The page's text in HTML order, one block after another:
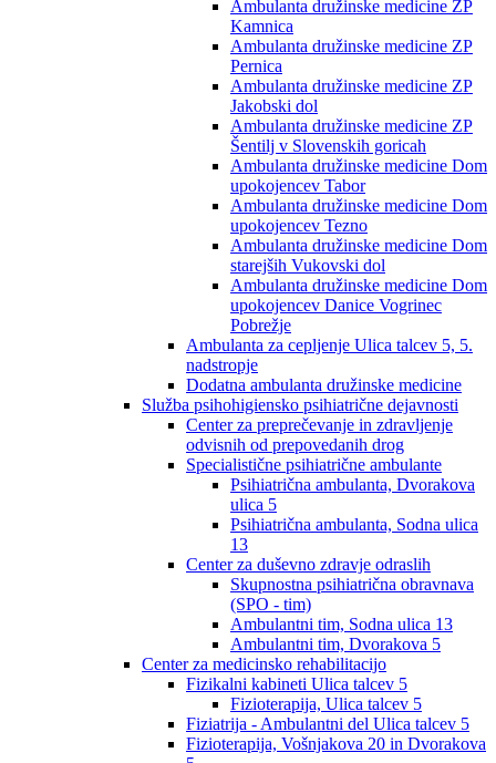
Ambulanta družinske medicine ZP
Kamnica
Ambulanta družinske medicine ZP
Pernica
Ambulanta družinske medicine ZP
Jakobski dol
Ambulanta družinske medicine ZP
Šentilj v Slovenskih goricah
Ambulanta družinske medicine Dom
upokojencev Tabor
Ambulanta družinske medicine Dom
upokojencev Tezno
Ambulanta družinske medicine Dom
starejših Vukovski dol
Ambulanta družinske medicine Dom
upokojencev Danice Vogrinec
Pobrežje
Ambulanta za cepljenje Ulica talcev 5, 5.
nadstropje
Dodatna ambulanta družinske medicine
Služba psihohigiensko psihiatrične dejavnosti
Center za preprečevanje in zdravljenje
odvisnih od prepovedanih drog
Specialistične psihiatrične ambulante
Psihiatrična ambulanta, Dvorakova
ulica 5
Psihiatrična ambulanta, Sodna ulica
13
Center za duševno zdravje odraslih
Skupnostna psihiatrična obravnava
(SPO - tim)
Ambulantni tim, Sodna ulica 13
Ambulantni tim, Dvorakova 5
Center za medicinsko rehabilitacijo
Fizikalni kabineti Ulica talcev 5
Fizioterapija, Ulica talcev 5
Fiziatrija - Ambulantni del Ulica talcev 5
Fizioterapija, Vošnjakova 20 in Dvorakova